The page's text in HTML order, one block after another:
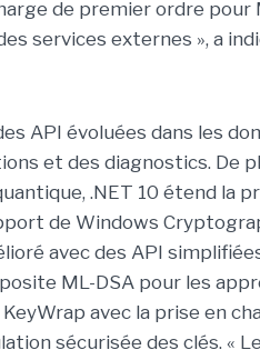
de premier ordre pour
services externes », a
API évoluées dans les
et des diagnostics. De
.NET 10 étend la
de Windows
avec des API
ML-DSA pour les
avec la prise en
sécurisée des clés. «